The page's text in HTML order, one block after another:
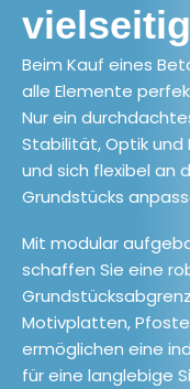
Beim Kauf eines
alle Elemente
Nur ein
Stabilität, Optik und
und sich flexibel an
Grundstücks
Mit modular
schaffen Sie eine
Motivplatten,
ermöglichen eine
für eine langlebige